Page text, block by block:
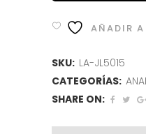
AÑADIR A
SKU: LA-JL5015
CATEGORÍAS:
SHARE ON: